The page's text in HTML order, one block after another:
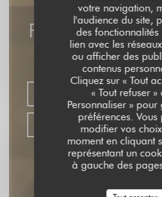
votre navigation,
l'audience du site,
des fonctionnalités
lien avec les
ou afficher des
contenus
Cliquez sur « Tout
« Tout refuser »
Personnaliser » pour
préférences. Vous
modifier vos
moment en cliquant
représentant un
à gauche des
Foodi Jia-
RESTAURANT
RÉSERVER
VENTE À